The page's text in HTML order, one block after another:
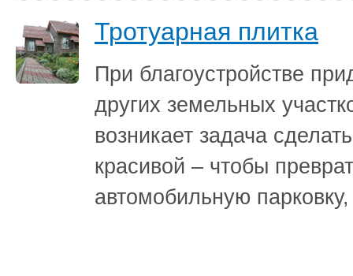
Тротуарная плитка
При благоустройстве
других земельных
возникает задача
красивой – чтобы
автомобильную